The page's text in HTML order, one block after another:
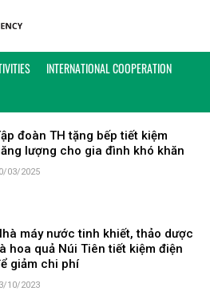
INTERNATIONAL COOPERATION
TẬP ĐOÀN TH
đoàn TH tặng bếp tiết kiệm
lượng cho gia đình khó khăn
03/2025
máy nước tinh khiết, thảo dược
hoa quả Núi Tiên tiết kiệm điện
giảm chi phí
10/2023